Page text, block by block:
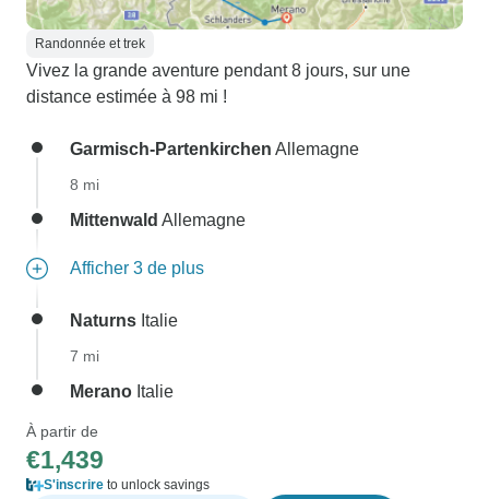
Randonnée et trek
Vivez la grande aventure pendant 8 jours, sur une
distance estimée à 98 mi !
Garmisch-Partenkirchen Allemagne
8 mi
Mittenwald Allemagne
Afficher 3 de plus
Naturns Italie
7 mi
Merano Italie
À partir de
€1,439
S'inscrire to unlock savings